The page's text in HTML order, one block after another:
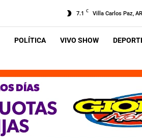
7.1 C Villa Carlos Paz, AR
POLÍTICA VIVO SHOW